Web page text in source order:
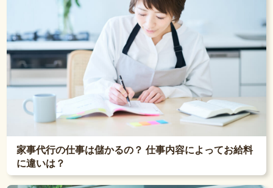
家事代行の仕事は儲かるの？ 仕事内容によってお給料
に違いは？